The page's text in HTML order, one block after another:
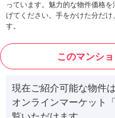
っています。魅力的な物件価格
げてください。手をかけた分だ
す。
このマンシ
現在ご紹介可能な物件
オンラインマーケット「